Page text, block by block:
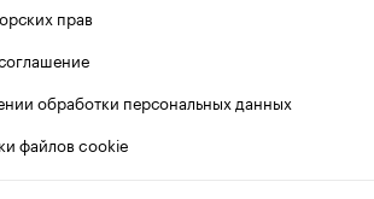
прав
обработки персональных данных
файлов cookie